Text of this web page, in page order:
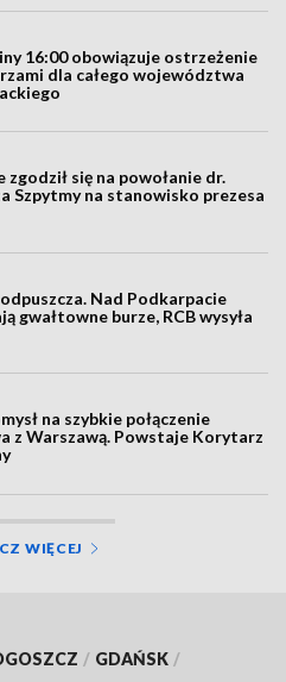
16:00 obowiązuje ostrzeżenie
dla całego województwa
zgodził się na powołanie dr.
Szpytmy na stanowisko prezesa
odpuszcza. Nad Podkarpacie
gwałtowne burze, RCB wysyła
na szybkie połączenie
z Warszawą. Powstaje Korytarz
WIĘCEJ
/ GDAŃSK /